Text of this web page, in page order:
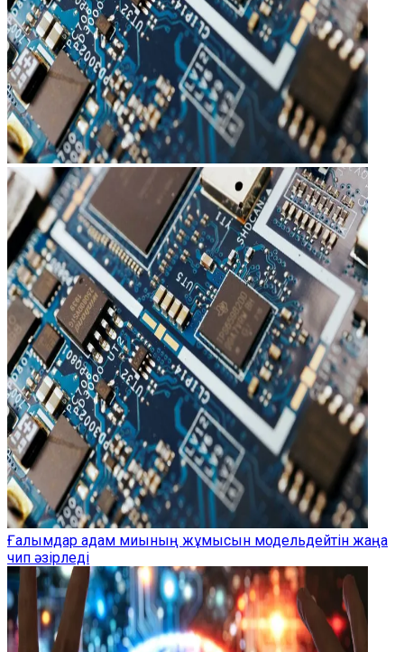
Ғалымдар адам миының жұмысын модельдейтін жаңа
чип әзірледі